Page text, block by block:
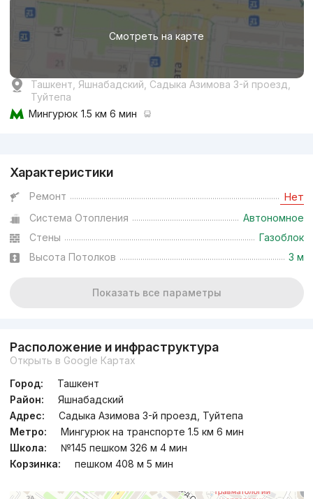
Смотреть на карте
Ташкент, Яшнабадский, Садыка Азимова 3-й проезд,
Туйтепа
Мингурюк 1.5 км 6 мин
Характеристики
Ремонт Нет
Система Отопления
Автономное
Стены
Газоблок
Высота Потолков
3 м
Показать все параметры
Расположение и инфраструктура
Открыть в Google Картах
Город:
Ташкент
Район:
Яшнабадский
Адрес:
Садыка Азимова 3-й проезд, Туйтепа
Метро:
Мингурюк на транспорте 1.5 км 6 мин
Школа:
№145 пешком 326 м 4 мин
Корзинка:
пешком 408 м 5 мин